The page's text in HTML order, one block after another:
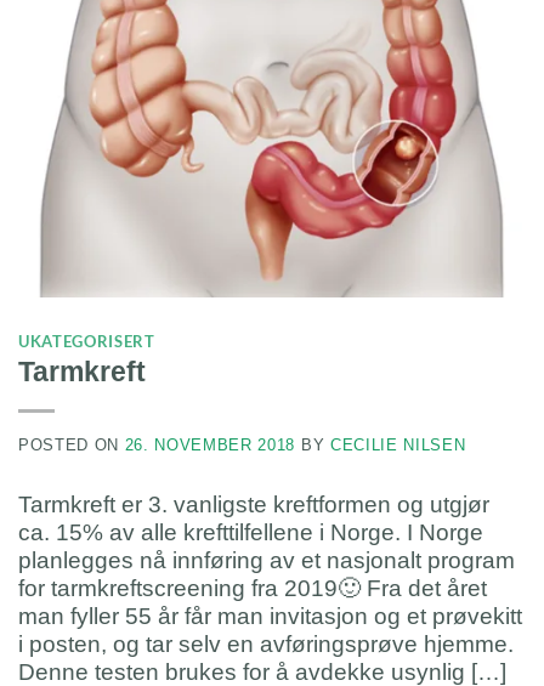
UKATEGORISERT
Tarmkreft
POSTED ON 26. NOVEMBER 2018 BY CECILIE NILSEN
Tarmkreft er 3. vanligste kreftformen og utgjør
ca. 15% av alle krefttilfellene i Norge. I Norge
planlegges nå innføring av et nasjonalt program
for tarmkreftscreening fra 2019🙂 Fra det året
man fyller 55 år får man invitasjon og et prøvekitt
i posten, og tar selv en avføringsprøve hjemme.
Denne testen brukes for å avdekke usynlig […]